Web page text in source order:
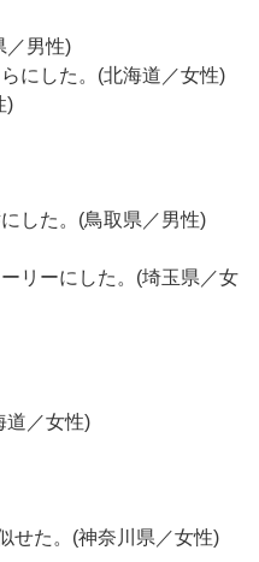
／男性)
にした。(北海道／女性)
)
した。(鳥取県／男性)
リーにした。(埼玉県／女
道／女性)
せた。(神奈川県／女性)